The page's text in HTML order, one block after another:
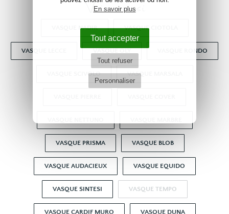
En savoir plus
Tout accepter
Tout refuser
Personnaliser
Voir aussi
VASQUE NADIR VASQUE CIOTOLA
VASQUE LECCE VASQUE OLY VASQUE RONDO
VASQUE SCIVOLO VASQUE MARSALA
VASQUE PRISMA VASQUE BLOB
VASQUE AUDACIEUX VASQUE EQUIDO
VASQUE SINTESI VASQUE TEMPO
VASQUE CARDIF MURO VASQUE DUNA